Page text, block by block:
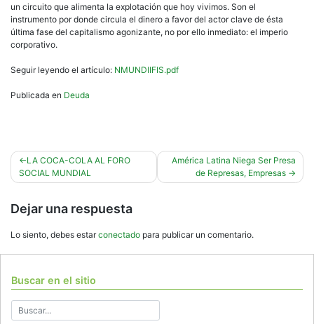
un circuito que alimenta la explotación que hoy vivimos. Son el
instrumento por donde circula el dinero a favor del actor clave de ésta
última fase del capitalismo agonizante, no por ello inmediato: el imperio
corporativo.
Seguir leyendo el artículo: NMUNDIIFIS.pdf
Publicada en Deuda
Navegación
de
entradas
LA COCA-COLA AL FORO
SOCIAL MUNDIAL
América Latina Niega Ser Presa
de Represas, Empresas
Dejar una respuesta
Lo siento, debes estarconectado para publicar un comentario.
Buscar en el sitio